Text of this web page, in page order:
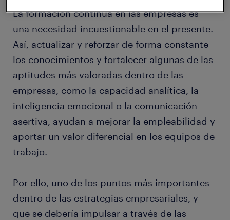
La formación continua en las empresas es
una necesidad incuestionable en el presente.
Así, actualizar y reforzar de forma constante
los conocimientos y fortalecer algunas de las
aptitudes más valoradas dentro de las
empresas, como la capacidad analítica, la
inteligencia emocional o la comunicación
asertiva, ayudan a mejorar la empleabilidad y
aportar un valor diferencial en los equipos de
trabajo.
Por ello, uno de los puntos más importantes
dentro de las estrategias empresariales, y
que se debería impulsar a través de las